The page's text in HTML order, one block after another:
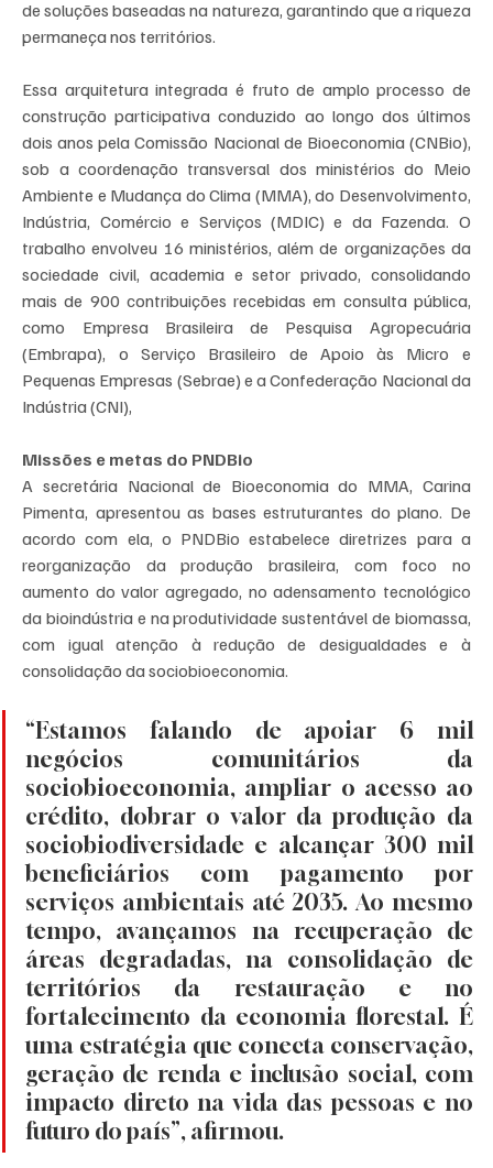
de soluções baseadas na natureza, garantindo que a riqueza
permaneça nos territórios.
Essa arquitetura integrada é fruto de amplo processo de
construção participativa conduzido ao longo dos últimos
dois anos pela Comissão Nacional de Bioeconomia (CNBio),
sob a coordenação transversal dos ministérios do Meio
Ambiente e Mudança do Clima (MMA), do Desenvolvimento,
Indústria, Comércio e Serviços (MDIC) e da Fazenda. O
trabalho envolveu 16 ministérios, além de organizações da
sociedade civil, academia e setor privado, consolidando
mais de 900 contribuições recebidas em consulta pública,
como Empresa Brasileira de Pesquisa Agropecuária
(Embrapa), o Serviço Brasileiro de Apoio às Micro e
Pequenas Empresas (Sebrae) e a Confederação Nacional da
Indústria (CNI),
Missões e metas do PNDBio
A secretária Nacional de Bioeconomia do MMA, Carina
Pimenta, apresentou as bases estruturantes do plano. De
acordo com ela, o PNDBio estabelece diretrizes para a
reorganização da produção brasileira, com foco no
aumento do valor agregado, no adensamento tecnológico
da bioindústria e na produtividade sustentável de biomassa,
com igual atenção à redução de desigualdades e à
consolidação da sociobioeconomia.
“Estamos falando de apoiar 6 mil
negócios comunitários da
sociobioeconomia, ampliar o acesso ao
crédito, dobrar o valor da produção da
sociobiodiversidade e alcançar 300 mil
beneficiários com pagamento por
serviços ambientais até 2035. Ao mesmo
tempo, avançamos na recuperação de
áreas degradadas, na consolidação de
territórios da restauração e no
fortalecimento da economia florestal. É
uma estratégia que conecta conservação,
geração de renda e inclusão social, com
impacto direto na vida das pessoas e no
futuro do país”, afirmou.